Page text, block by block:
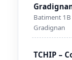
Batiment
Gradignan
TCHIP –